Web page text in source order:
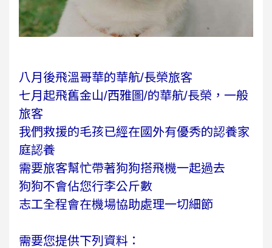
八月後飛溫哥華的華航/長榮旅客
七月起飛舊金山/西雅圖/的華航/長榮，一般
旅客
我們救援的毛孩已經在國外有優秀的認養家
庭認養
需要旅客幫忙帶著狗狗搭飛機一起過去
狗狗不會佔您行李公斤數
志工全程會在機場協助處理一切細節
需要您提供下列資料：